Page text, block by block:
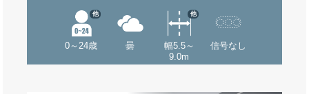
0～24歳
他
曇
幅5.5～
9.0m
他
信号なし